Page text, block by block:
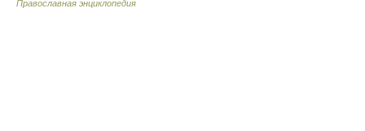
Православная энциклопедия